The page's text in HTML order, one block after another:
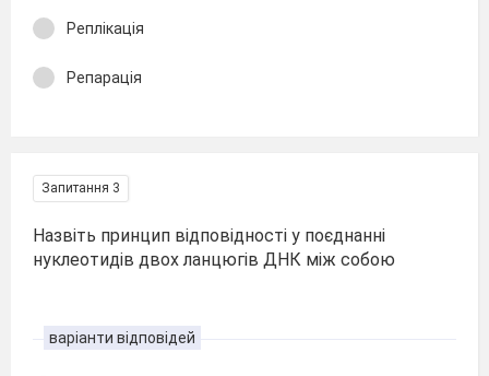
Реплікація
Репарація
Запитання 3
Назвіть принцип відповідності у поєднанні
нуклеотидів двох ланцюгів ДНК між собою
варіанти відповідей